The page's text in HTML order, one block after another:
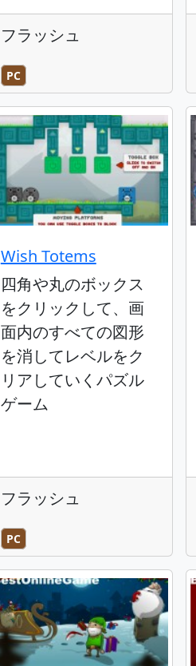
フラッシュ
PC
Wish Totems
四角や丸のボックス
をクリックして、画
面内のすべての図形
を消してレベルをク
リアしていくパズル
ゲーム
フラッシュ
PC